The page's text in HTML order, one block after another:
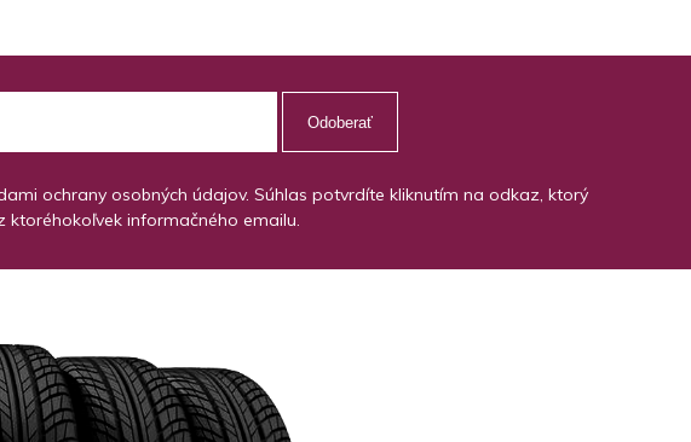
Odoberať
ochrany osobných údajov. Súhlas potvrdíte kliknutím na odkaz, ktorý
informačného emailu.